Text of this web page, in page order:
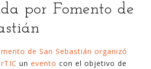
por Fomento de
de San Sebastián organizó
un evento con el objetivo de